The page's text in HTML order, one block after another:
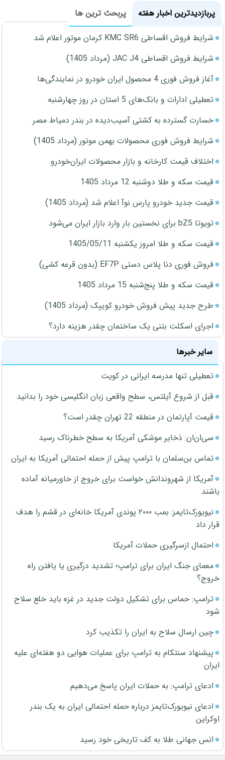
پربازدیدترین اخبار هفته
پربحث ترین ها
شرایط فروش اقساطی KMC SR6 کرمان موتور اعلام شد
شرایط فروش اقساطی JAC J4 (مرداد 1405)
آغاز فروش فوری 4 محصول ایران خودرو در نمایندگی‌ها
تعطیلی ادارات و بانک‌های 5 استان در روز چهارشنبه
خسارت گسترده به کشتی آسیب‌دیده در بندر دمیاط مصر
شرایط فروش فوری محصولات بهمن موتور (مرداد 1405)
اختلاف قیمت کارخانه و بازار محصولات ایران‌خودرو
قیمت سکه و طلا دوشنبه 12 مرداد 1405
قیمت جدید خودرو پارس نوآ اعلام شد (مرداد 1405)
تویوتا bZ5 برای نخستین بار وارد بازار ایران می‌شود
قیمت سکه و طلا امروز یکشنبه 1405/05/11
فروش فوری دنا پلاس دستی EF7P (بدون قرعه کشی)
قیمت سکه و طلا پنج‌شنبه 15 مرداد 1405
طرح جدید پیش فروش خودرو کوییک (مرداد 1405)
اجرای اسکلت بتنی یک ساختمان چقدر هزینه دارد؟
سایر خبرها
تعطیلی تنها مدرسه ایرانی در کویت
قبل از شروع آیلتس، سطح واقعی زبان انگلیسی خود را بدانید
قیمت آپارتمان در منطقه 22 تهران چقدر است؟
سی‌ان‌ان: ذخایر موشکی آمریکا به سطح خطرناک رسید
تماس بن‌سلمان با ترامپ پیش از حمله احتمالی آمریکا به ایران
آمریکا از شهروندانش خواست برای خروج از خاورمیانه آماده
باشند
نیویورک‌تایمز: بمب ۲۰۰۰ پوندی آمریکا خانه‌ای در قشم را هدف
قرار داد
احتمال ازسرگیری حملات آمریکا
معمای جنگ ایران برای ترامپ؛ تشدید درگیری یا یافتن راه
خروج؟
ترامپ: حماس برای تشکیل دولت جدید در غزه باید خلع سلاح
شود
چین ارسال سلاح به ایران را تکذیب کرد
پیشنهاد سنتکام به ترامپ برای عملیات هوایی دو هفته‌ای علیه
ایران
ادعای ترامپ: به حملات ایران پاسخ می‌دهیم
ادعای نیویورک‌تایمز درباره حمله احتمالی ایران به یک بندر
اوکراین
انس جهانی طلا به کف تاریخی خود رسید